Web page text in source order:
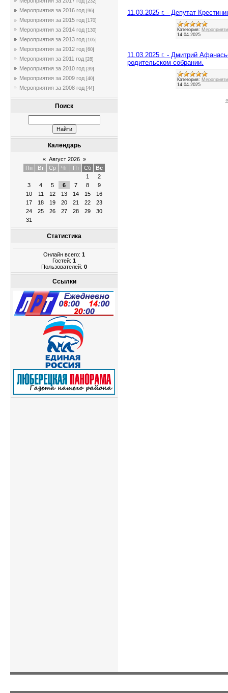
[232]
Мероприятия за 2016 год [96]
Мероприятия за 2015 год [170]
Мероприятия за 2014 год [130]
Мероприятия за 2013 год [105]
Мероприятия за 2012 год [60]
Мероприятия за 2011 год [28]
Мероприятия за 2010 год [39]
Мероприятия за 2009 год [40]
Мероприятия за 2008 год [44]
Поиск
Календарь
« Август 2026 »
Пн
Вт Ср Чт Пт Сб
Вс
1
2
3
4 5 6 7 8
9
10
11 12 13 14 15
16
17
18 19 20 21 22
23
24
25 26 27 28 29
30
31
Статистика
Онлайн всего: 1
Гостей: 1
Пользователей: 0
Ссылки
11.03.2025 г. - Депутат
Категория:
14.04.2025
11.03.2025 г. - Дмитрий
родительском собрании.
Категория:
14.04.2025
«